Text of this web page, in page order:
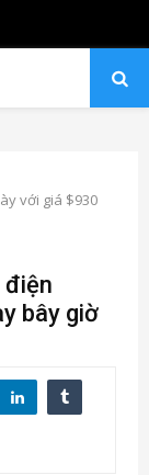
với giá $930
điện
bây giờ